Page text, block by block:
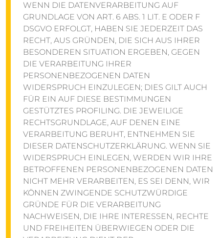
WENN DIE DATENVERARBEITUNG AUF
GRUNDLAGE VON ART. 6 ABS. 1 LIT. E ODER F
DSGVO ERFOLGT, HABEN SIE JEDERZEIT DAS
RECHT, AUS GRÜNDEN, DIE SICH AUS IHRER
BESONDEREN SITUATION ERGEBEN, GEGEN
DIE VERARBEITUNG IHRER
PERSONENBEZOGENEN DATEN
WIDERSPRUCH EINZULEGEN; DIES GILT AUCH
FÜR EIN AUF DIESE BESTIMMUNGEN
GESTÜTZTES PROFILING. DIE JEWEILIGE
RECHTSGRUNDLAGE, AUF DENEN EINE
VERARBEITUNG BERUHT, ENTNEHMEN SIE
DIESER DATENSCHUTZERKLÄRUNG. WENN SIE
WIDERSPRUCH EINLEGEN, WERDEN WIR IHRE
BETROFFENEN PERSONENBEZOGENEN DATEN
NICHT MEHR VERARBEITEN, ES SEI DENN, WIR
KÖNNEN ZWINGENDE SCHUTZWÜRDIGE
GRÜNDE FÜR DIE VERARBEITUNG
NACHWEISEN, DIE IHRE INTERESSEN, RECHTE
UND FREIHEITEN ÜBERWIEGEN ODER DIE